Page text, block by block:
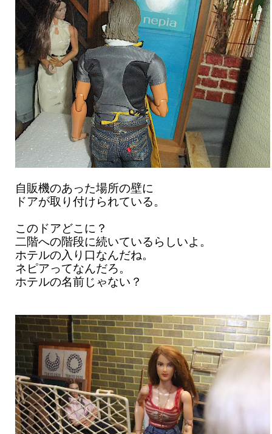
自販機のあった場所の壁に
ドアが取り付けられている。
このドアどこに？
二階への階段に続いているらしいよ。
ホテルの入り口なんだね。
ネピアってなんだろ。
ホテルの名前じゃない？